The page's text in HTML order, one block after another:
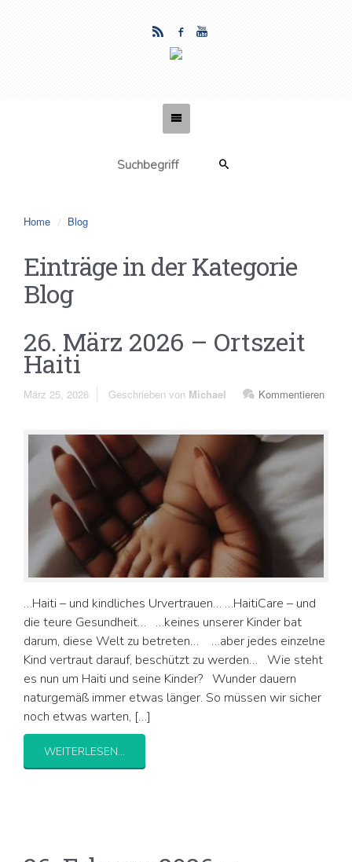
Home Blog
Einträge in der Kategorie
Blog
26. März 2026 – Ortszeit
Haiti
März 25, 2026 Kommentieren
Geschrieben von Michael
…Haiti – und kindliches Urvertrauen… …HaitiCare – und
die teure Gesundheit… …keines unserer Kinder bat
darum, diese Welt zu betreten… …aber jedes einzelne
Kind vertraut darauf, beschützt zu werden… Wie steht
es nun um Haiti und seine Kinder? Wunder dauern
naturgemäß immer etwas länger. So müssen wir sicher
noch etwas warten, […]
WEITERLESEN...